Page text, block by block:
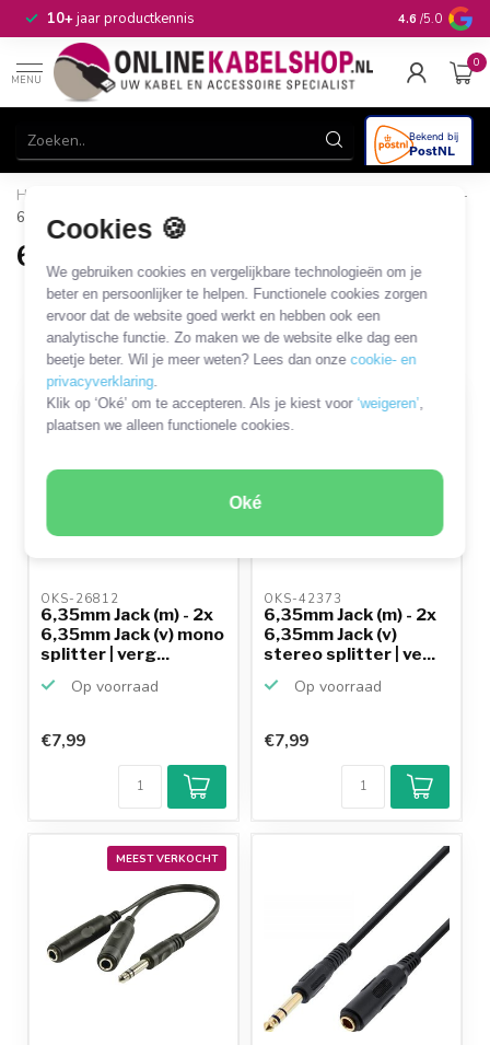
Cookies 🍪
We gebruiken cookies en vergelijkbare technologieën om je
beter en persoonlijker te helpen. Functionele cookies zorgen
ervoor dat de website goed werkt en hebben ook een
analytische functie. Zo maken we de website elke dag een
beetje beter. Wil je meer weten? Lees dan onzecookie- en
privacyverklaring.
Klik op ‘Oké’ om te accepteren. Als je kiest voor ‘weigeren’,
plaatsen we alleen functionele cookies.
Oké
10+jaar productkennis 4.6 /5.0
MENU
0
Home
6,35mm Jack -
6,35mm Jack
6,35mm Jack - 6,35mm Jack
108 PRODUCTEN
Filters SORTEER OP
MEEST VERKOCHT
OKS-26812
6,35mm Jack (m) - 2x
6,35mm Jack (v) mono
splitter | verg...
Op voorraad
€7,99
OKS-42373
6,35mm Jack (m) - 2x
6,35mm Jack (v)
stereo splitter | ve...
Op voorraad
€7,99
MEEST VERKOCHT